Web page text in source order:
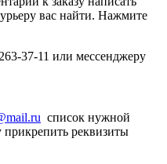
вас найти. Нажмите
37-11 или мессенджеру
список нужной
реквизиты